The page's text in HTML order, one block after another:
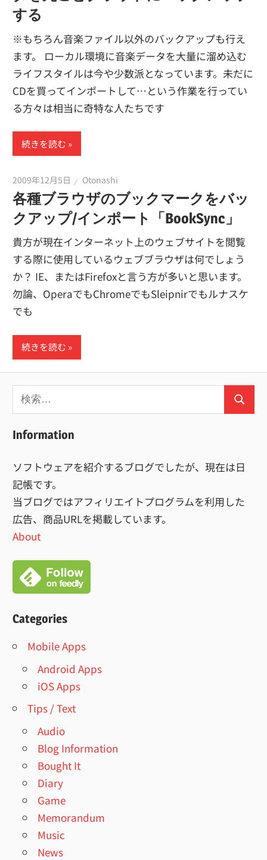
する
※もちろん音楽ファイル以外のバックアップも行え
ます。 ローカル環境に音楽データを大量に溜め込む
ライフスタイルは今や少数派となっています。未だに
CDを買ってインポートして…という作業を行ってい
る方々は相当に奇特な人たちです
続きを読む
2009年12月5日 Otonashi
各種ブラウザのブックマークをバッ
クアップ/インポート「BookSync」
貴方が現在インターネット上のウェブサイトを閲覧
する際に使用しているウェブブラウザは何でしょう
か？ IE、またはFirefoxと言う方が多いと思います。
勿論、OperaでもChromeでもSleipnirでもルナスケ
でも
続きを読む
検
索:
検
Information
ソフトウェアを紹介するブログでしたが、現在は日
記帳です。
当ブログではアフィリエイトプログラムを利用した
広告、商品URLを掲載しています。
About
Categories
Mobile Apps
Android Apps
iOS Apps
Tips / Text
Audio
Blog Information
Bought It
Diary
Game
Memorandum
Music
News